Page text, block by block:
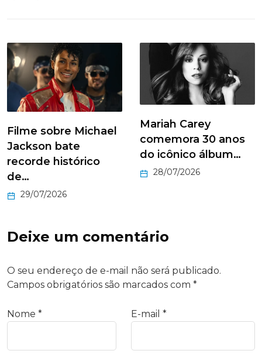
Filme sobre Michael
Jackson bate
recorde histórico
de…
29/07/2026
Mariah Carey
comemora 30 anos
do icônico álbum…
28/07/2026
Deixe um comentário
O seu endereço de e-mail não será publicado.
Campos obrigatórios são marcados com *
Nome * E-mail *